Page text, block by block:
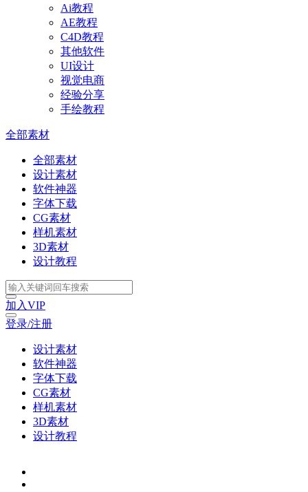
Ai教程
AE教程
C4D教程
其他软件
UI设计
视觉电商
经验分享
手绘教程
全部素材
全部素材
设计素材
软件神器
字体下载
CG素材
样机素材
3D素材
设计教程
加入VIP
登录/注册
设计素材
软件神器
字体下载
CG素材
样机素材
3D素材
设计教程